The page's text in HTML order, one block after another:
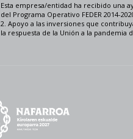
Esta empresa/entidad ha recibido una
del Programa Operativo FEDER 2014-
2. Apoyo a las inversiones que
la respuesta de la Unión a la pandemia